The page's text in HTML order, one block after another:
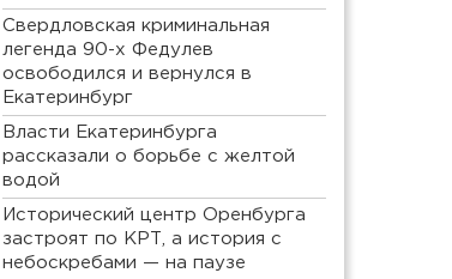
Свердловская криминальная
легенда 90-х Федулев
освободился и вернулся в
Екатеринбург
Власти Екатеринбурга
рассказали о борьбе с желтой
водой
Исторический центр Оренбурга
застроят по КРТ, а история с
небоскребами — на паузе